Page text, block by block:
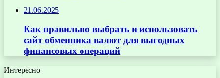
21.06.2025
Как правильно выбрать и использовать
сайт обменника валют для выгодных
финансовых операций
Интересно